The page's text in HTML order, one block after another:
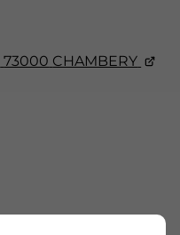
73000 CHAMBERY